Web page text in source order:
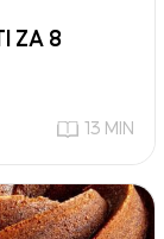
ZA 8
13 MIN